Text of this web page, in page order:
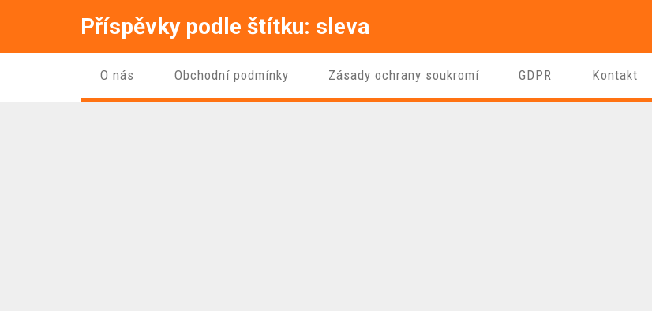
Příspěvky podle štítku: sleva
O nás Obchodní podmínky Zásady ochrany soukromí GDPR Kontakt